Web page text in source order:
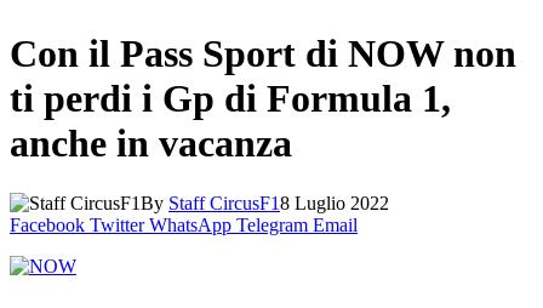
Con il Pass Sport di NOW non
ti perdi i Gp di Formula 1,
anche in vacanza
By Staff CircusF18 Luglio 2022
Facebook Twitter WhatsApp Telegram Email